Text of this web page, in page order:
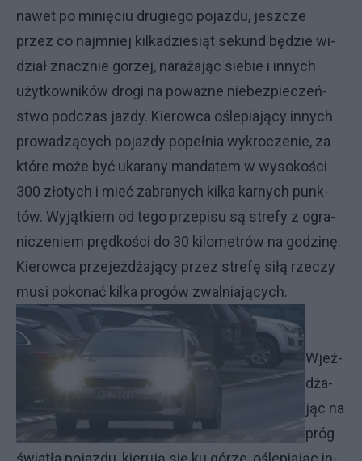
na­wet po mi­nię­ciu dru­gie­go po­jaz­du, jesz­cze
przez co naj­mniej kil­ka­dzie­siąt se­kund bę­dzie wi­
dział znacz­nie go­rzej, na­ra­ża­jąc sie­bie i in­ny­ch
użyt­kow­ni­ków dro­gi na po­waż­ne nie­bez­pie­czeń­
stwo pod­czas jaz­dy. Kie­row­ca ośle­pia­ją­cy in­ny­ch
pro­wa­dzą­cy­ch po­jaz­dy po­peł­nia wy­kro­cze­nie, za
któ­re mo­że być uka­ra­ny man­da­tem w wy­so­ko­ści
300 zło­ty­ch i mieć za­bra­ny­ch kil­ka kar­ny­ch punk­
tów. Wy­jąt­kiem od te­go prze­pi­su są stre­fy z ogra­
ni­cze­niem pręd­ko­ści do 30 ki­lo­me­trów na go­dzi­nę.
Kie­row­ca prze­jeż­dża­ją­cy przez stre­fę si­łą rze­czy
mu­si po­ko­nać kil­ka pro­gów zwal­nia­ją­cy­ch.
Wjeż­
dża­
jąc na
próg